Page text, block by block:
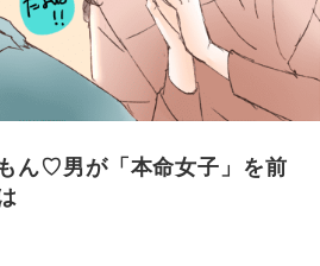
ん♡男が「本命女子」を前